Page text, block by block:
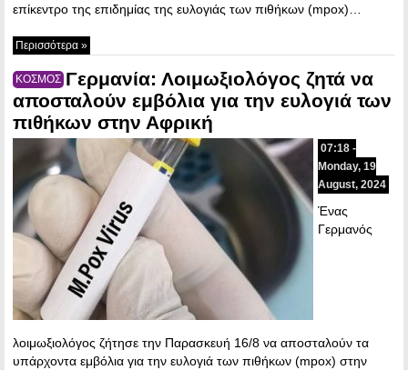
επίκεντρο της επιδημίας της ευλογιάς των πιθήκων (mpox)…
Περισσότερα »
ΚΟΣΜΟΣ Γερμανία: Λοιμωξιολόγος ζητά να
αποσταλούν εμβόλια για την ευλογιά των
πιθήκων στην Αφρική
07:18 -
Monday, 19
August, 2024
Ένας
Γερμανός
λοιμωξιολόγος ζήτησε την Παρασκευή 16/8 να αποσταλούν τα
υπάρχοντα εμβόλια για την ευλογιά των πιθήκων (mpox) στην